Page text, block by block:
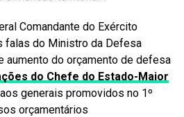
Comandante do Exército
falas do Ministro da Defesa
aumento do orçamento de defesa
do Chefe do Estado-Maior
generais promovidos no 1º
orçamentários